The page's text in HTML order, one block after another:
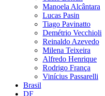
Manoela Alcântara
Lucas Pasin
Tiago Pavinatto
Demétrio Vecchioli
Reinaldo Azevedo
Milena Teixeira
Alfredo Henrique
Rodrigo França
Vinícius Passarelli
Brasil
DF